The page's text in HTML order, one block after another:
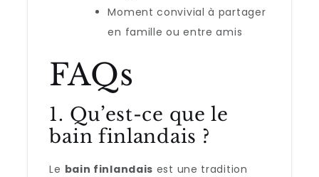
Moment convivial à partager
en famille ou entre amis
FAQs
1. Qu’est-ce que le
bain finlandais ?
Le bain finlandais est une tradition